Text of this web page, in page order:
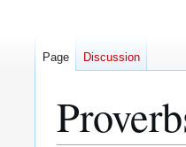
Page Discussion